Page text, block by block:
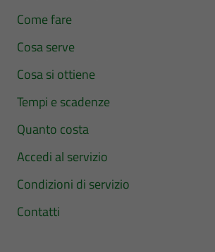
Come fare
Cosa serve
Cosa si ottiene
Tempi e scadenze
Quanto costa
Accedi al servizio
Condizioni di servizio
Contatti